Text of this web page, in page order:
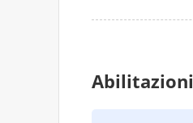
Abilitazioni